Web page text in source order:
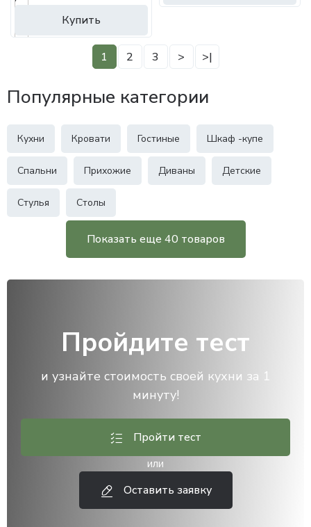
Купить
1 2 3 > >|
Популярные категории
Кухни Кровати Гостиные Шкаф -купе
Спальни Прихожие Диваны Детские
Стулья Столы
Показать еще 40 товаров
Пройдите тест
и узнайте стоимость своей кухни за 1
минуту!
Пройти тест
или
Оставить заявку